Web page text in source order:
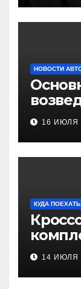
НОВОСТИ
16 ИЮЛЯ
КУДА ПОЕХАТЬ
14 ИЮЛЯ